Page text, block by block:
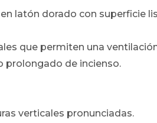
latón dorado con superficie
que permiten una
prolongado de incienso.
verticales pronunciadas.